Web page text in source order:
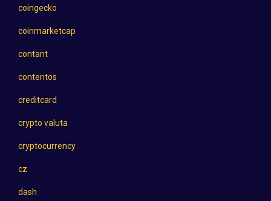
coingecko
coinmarketcap
contant
contentos
creditcard
crypto valuta
cryptocurrency
cz
dash